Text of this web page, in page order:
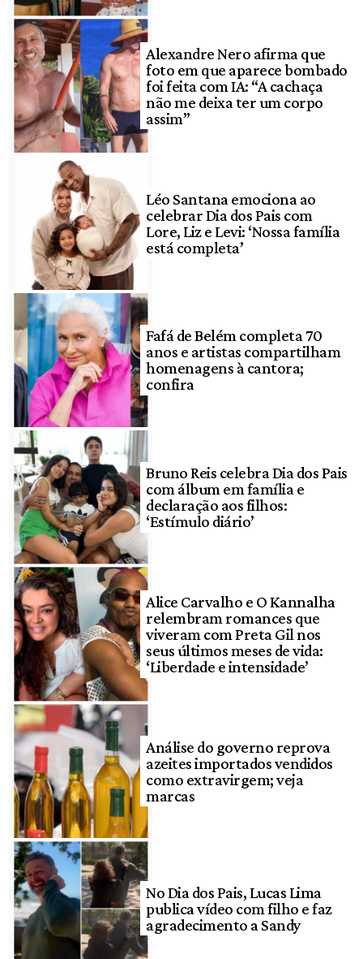
Alexandre Nero afirma que
foto em que aparece bombado
foi feita com IA: “A cachaça
não me deixa ter um corpo
assim”
Léo Santana emociona ao
celebrar Dia dos Pais com
Lore, Liz e Levi: ‘Nossa família
está completa’
Fafá de Belém completa 70
anos e artistas compartilham
homenagens à cantora;
confira
Bruno Reis celebra Dia dos Pais
com álbum em família e
declaração aos filhos:
‘Estímulo diário’
Alice Carvalho e O Kannalha
relembram romances que
viveram com Preta Gil nos
seus últimos meses de vida:
‘Liberdade e intensidade’
Análise do governo reprova
azeites importados vendidos
como extravirgem; veja
marcas
No Dia dos Pais, Lucas Lima
publica vídeo com filho e faz
agradecimento a Sandy